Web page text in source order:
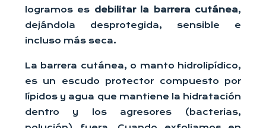
logramos es debilitar la barrera cutánea,
dejándola desprotegida, sensible e
incluso más seca.
La barrera cutánea, o manto hidrolipídico,
es un escudo protector compuesto por
lípidos y agua que mantiene la hidratación
dentro y los agresores (bacterias,